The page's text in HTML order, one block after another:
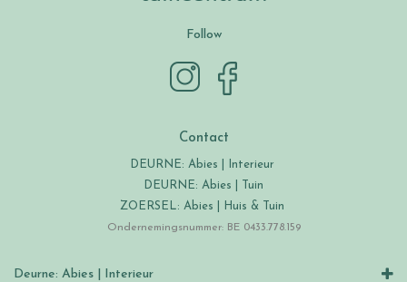
Follow
Contact
DEURNE: Abies | Interieur
DEURNE: Abies | Tuin
ZOERSEL: Abies | Huis & Tuin
Ondernemingsnummer: BE 0433.778.159
Deurne: Abies | Interieur